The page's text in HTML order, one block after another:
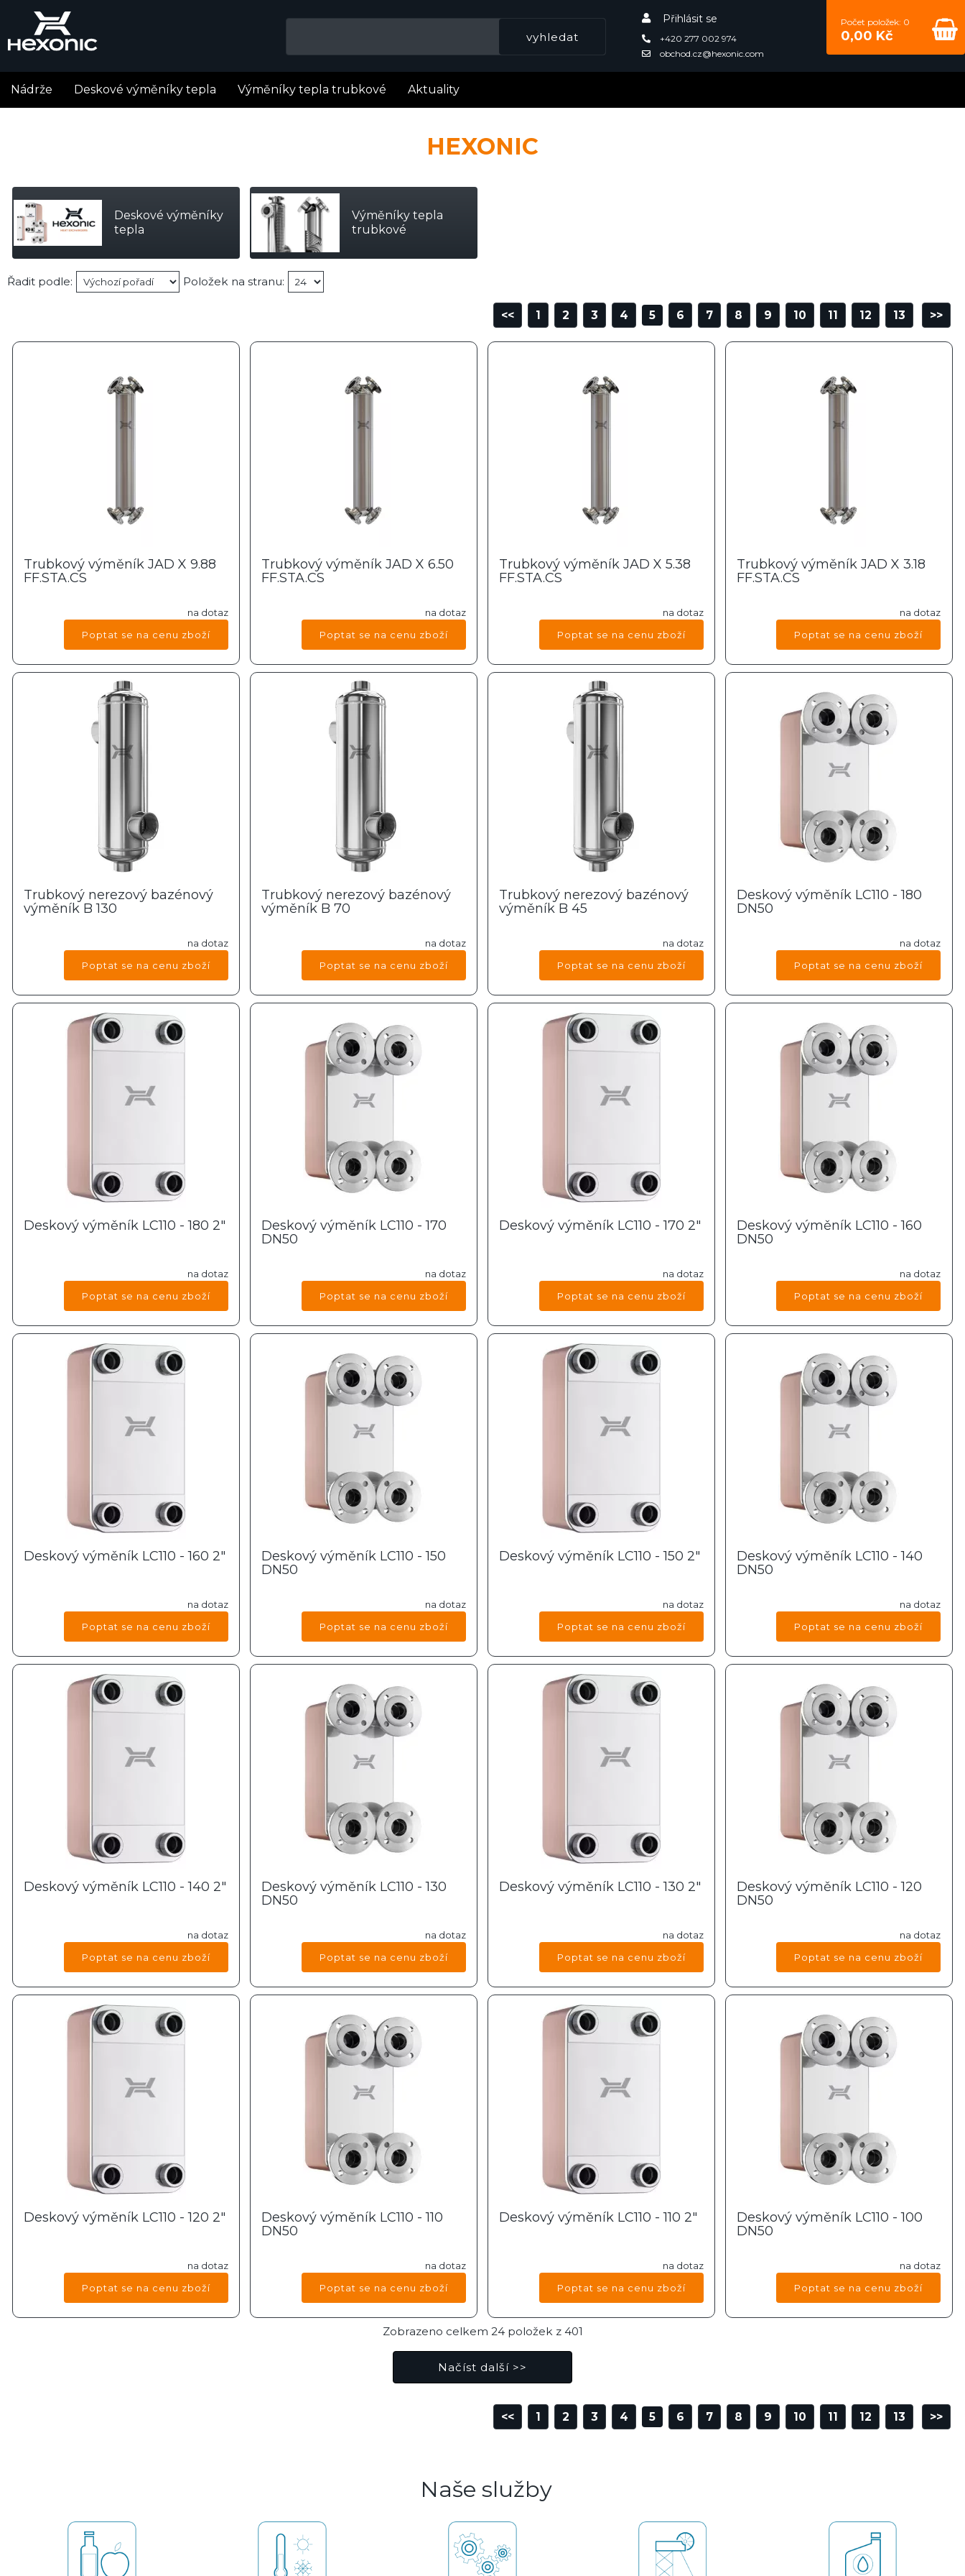
+420 277 002 974
obchod.cz@hexonic.com
Přihlásit se Počet položek: 0
0,00 Kč
Nádrže Deskové výměníky tepla Výměníky tepla trubkové Aktuality
HEXONIC
Deskové výměníky
tepla
Výměníky tepla
trubkové
Řadit podle: Položek na stranu:
<< 1 2 3 4 5 6 7 8 9 10 11 12 13 >>
Trubkový výměník JAD X 9.88
FF.STA.CS
na dotaz
Trubkový výměník JAD X 6.50
FF.STA.CS
na dotaz
Trubkový výměník JAD X 5.38
FF.STA.CS
na dotaz
Trubkový výměník JAD X 3.18
FF.STA.CS
na dotaz
Trubkový nerezový bazénový
výměník B 130
na dotaz
Trubkový nerezový bazénový
výměník B 70
na dotaz
Trubkový nerezový bazénový
výměník B 45
na dotaz
Deskový výměník LC110 - 180
DN50
na dotaz
Deskový výměník LC110 - 180 2"
na dotaz
Deskový výměník LC110 - 170
DN50
na dotaz
Deskový výměník LC110 - 170 2"
na dotaz
Deskový výměník LC110 - 160
DN50
na dotaz
Deskový výměník LC110 - 160 2"
na dotaz
Deskový výměník LC110 - 150
DN50
na dotaz
Deskový výměník LC110 - 150 2"
na dotaz
Deskový výměník LC110 - 140
DN50
na dotaz
Deskový výměník LC110 - 140 2"
na dotaz
Deskový výměník LC110 - 130
DN50
na dotaz
Deskový výměník LC110 - 130 2"
na dotaz
Deskový výměník LC110 - 120
DN50
na dotaz
Deskový výměník LC110 - 120 2"
na dotaz
Deskový výměník LC110 - 110
DN50
na dotaz
Deskový výměník LC110 - 110 2"
na dotaz
Deskový výměník LC110 - 100
DN50
na dotaz
Zobrazeno celkem 24položek z 401
<< 1 2 3 4 5 6 7 8 9 10 11 12 13 >>
Naše služby